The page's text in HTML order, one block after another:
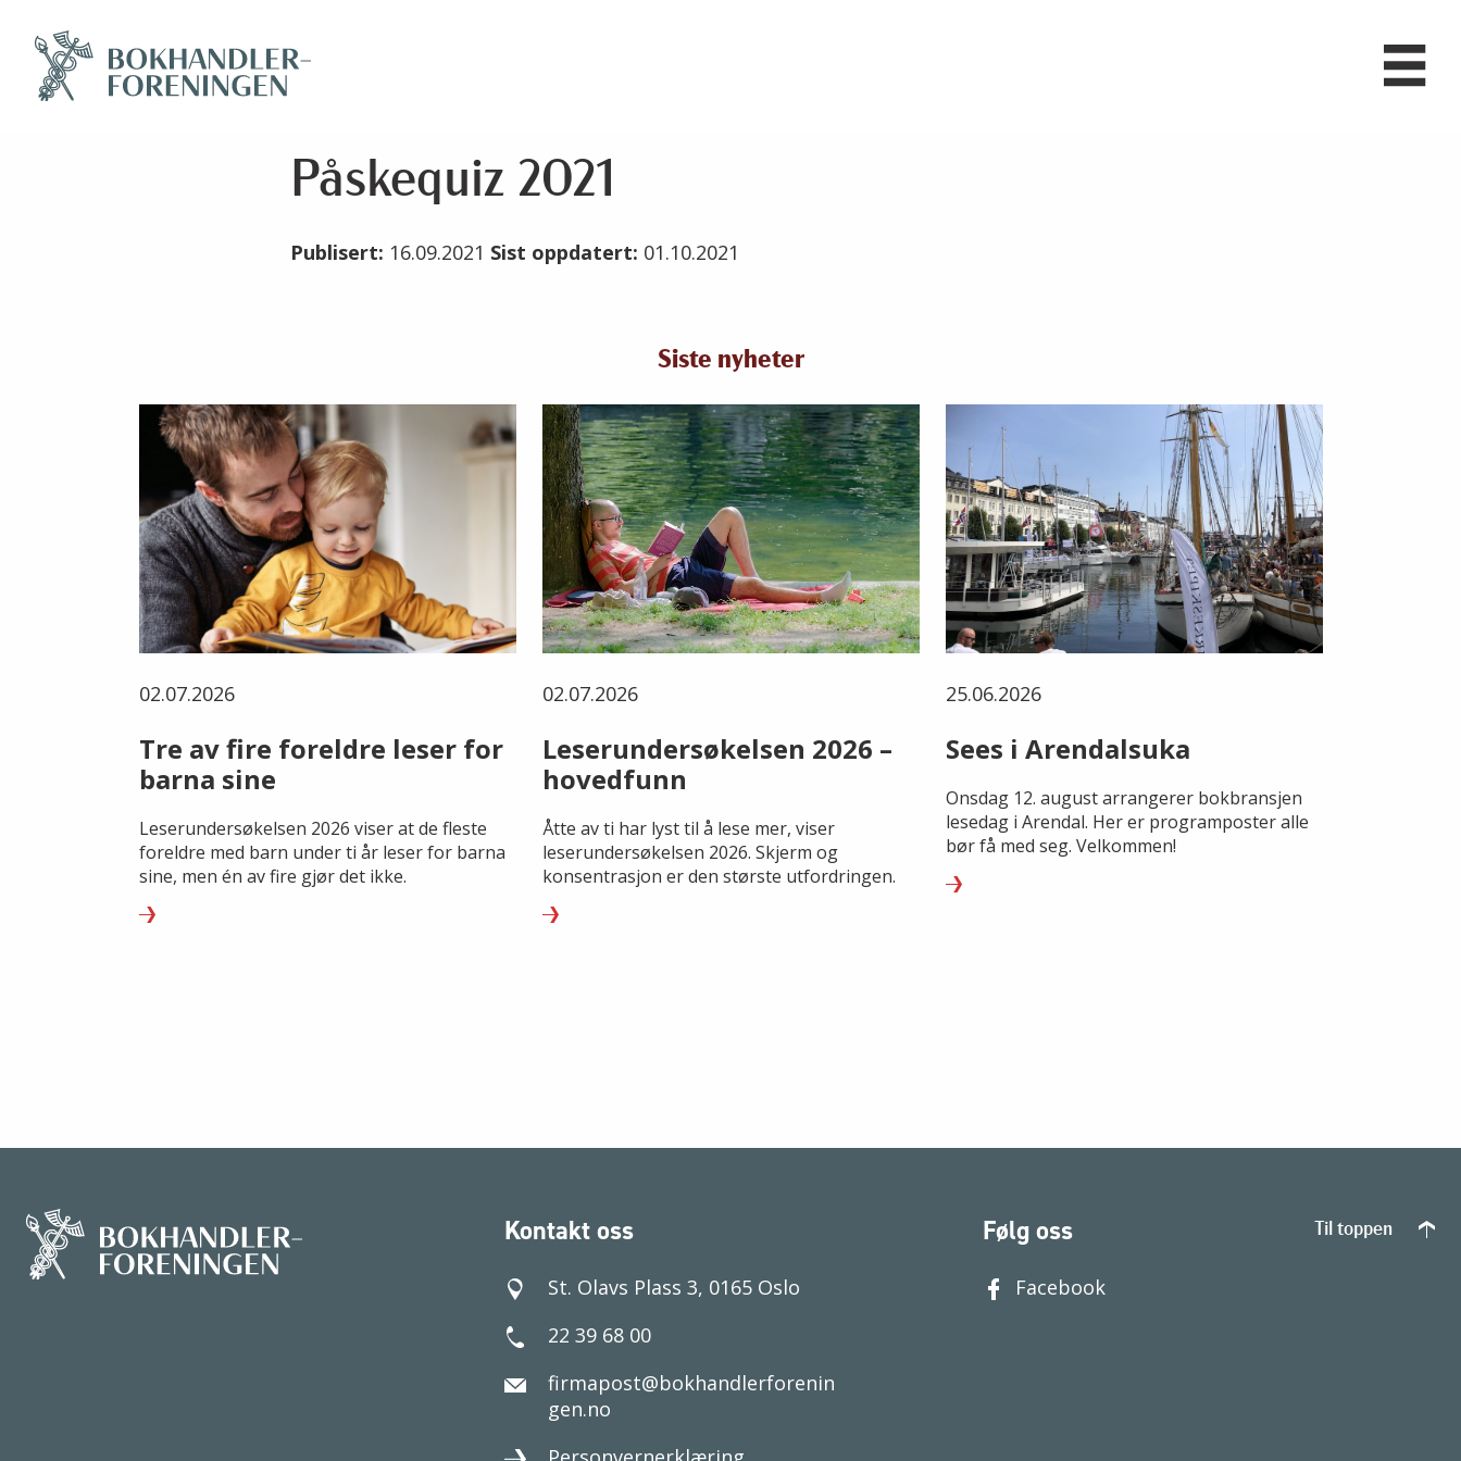
Påskequiz 2021
Publisert: 16.09.2021 Sist oppdatert: 01.10.2021
Siste nyheter
02.07.2026
Tre av fire foreldre leser for
barna sine
Leserundersøkelsen 2026 viser at de fleste
foreldre med barn under ti år leser for barna
sine, men én av fire gjør det ikke.
02.07.2026
Leserundersøkelsen 2026 –
hovedfunn
Åtte av ti har lyst til å lese mer, viser
leserundersøkelsen 2026. Skjerm og
konsentrasjon er den største utfordringen.
25.06.2026
Sees i Arendalsuka
Onsdag 12. august arrangerer bokbransjen
lesedag i Arendal. Her er programposter alle
bør få med seg. Velkommen!
Kontakt oss
St. Olavs Plass 3, 0165 Oslo
22 39 68 00
firmapost@bokhandlerforenin
gen.no
Følg oss
Facebook
Til toppen